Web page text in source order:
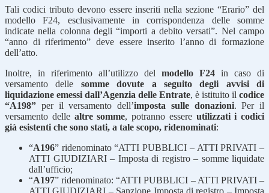
Tali codici tributo devono essere inseriti nella sezione “Erario” del
modello F24, esclusivamente in corrispondenza delle somme
indicate nella colonna degli “importi a debito versati”. Nel campo
“anno di riferimento” deve essere inserito l’anno di formazione
dell’atto.
Inoltre, in riferimento all’utilizzo del modello F24 in caso di
versamento delle somme dovute a seguito degli avvisi di
liquidazione emessi dall’Agenzia delle Entrate, è istituito il codice
“A198” per il versamento dell’imposta sulle donazioni. Per il
versamento delle altre somme, potranno essere utilizzati i codici
già esistenti che sono stati, a tale scopo, ridenominati:
“A196” ridenominato “ATTI PUBBLICI – ATTI PRIVATI –
ATTI GIUDIZIARI – Imposta di registro – somme liquidate
dall’ufficio;
“A197” ridenominato: “ATTI PUBBLICI – ATTI PRIVATI –
ATTI GIUDIZIARI – Sanzione Imposta di registro – Imposta